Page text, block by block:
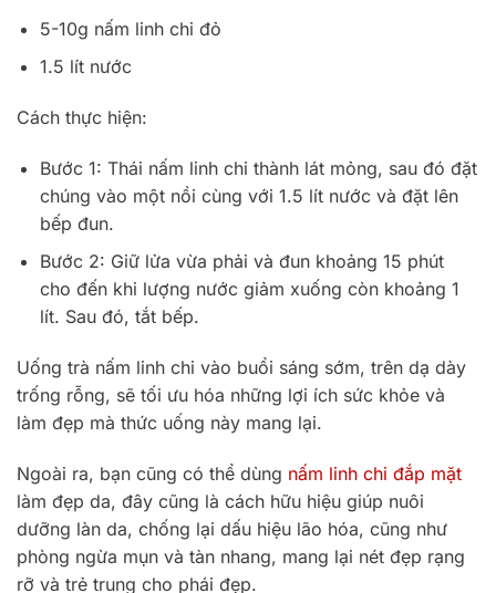
5-10g nấm linh chi đỏ
1.5 lít nước
Cách thực hiện:
Bước 1: Thái nấm linh chi thành lát mỏng, sau đó đặt
chúng vào một nồi cùng với 1.5 lít nước và đặt lên
bếp đun.
Bước 2: Giữ lửa vừa phải và đun khoảng 15 phút
cho đến khi lượng nước giảm xuống còn khoảng 1
lít. Sau đó, tắt bếp.
Uống trà nấm linh chi vào buổi sáng sớm, trên dạ dày
trống rỗng, sẽ tối ưu hóa những lợi ích sức khỏe và
làm đẹp mà thức uống này mang lại.
Ngoài ra, bạn cũng có thể dùng nấm linh chi đắp mặt
làm đẹp da, đây cũng là cách hữu hiệu giúp nuôi
dưỡng làn da, chống lại dấu hiệu lão hóa, cũng như
phòng ngừa mụn và tàn nhang, mang lại nét đẹp rạng
rỡ và trẻ trung cho phái đẹp.